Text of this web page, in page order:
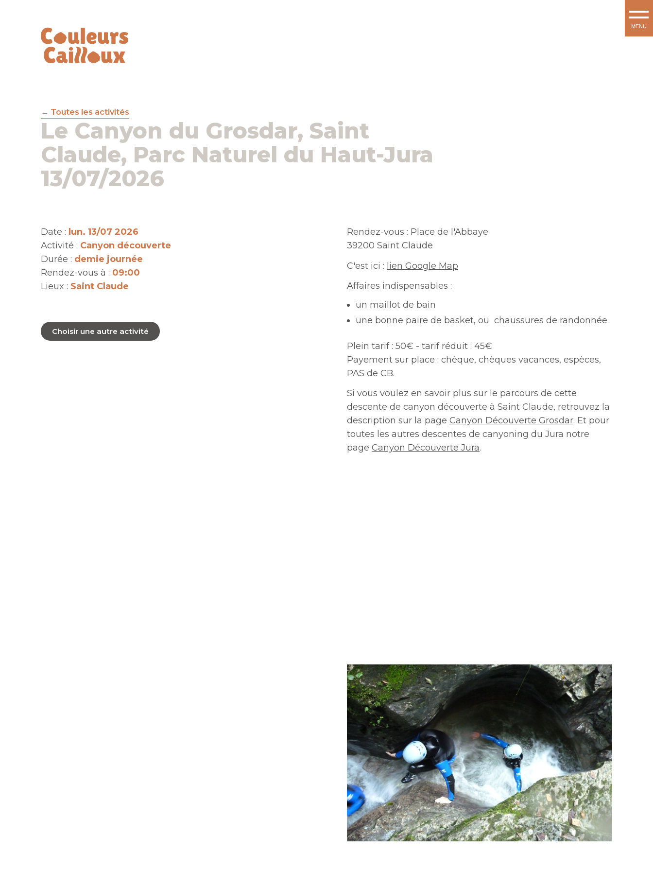
Toutes les activités
Le Canyon du Grosdar, Saint
Claude, Parc Naturel du Haut-Jura
13/07/2026
Date : lun. 13/07 2026
Activité : Canyon découverte
Durée : demie journée
Rendez-vous à : 09:00
Lieux : Saint Claude
Choisir une autre activité
Rendez-vous : Place de l'Abbaye
39200 Saint Claude
C'est ici : lien Google Map
Affaires indispensables :
un maillot de bain
une bonne paire de basket, ou chaussures de randonnée
Plein tarif : 50€ - tarif réduit : 45€
Payement sur place : chèque, chèques vacances, espèces,
PAS de CB.
Si vous voulez en savoir plus sur le parcours de cette
descente de canyon découverte à Saint Claude, retrouvez la
description sur la page Canyon Découverte Grosdar. Et pour
toutes les autres descentes de canyoning du Jura notre
page Canyon Découverte Jura.